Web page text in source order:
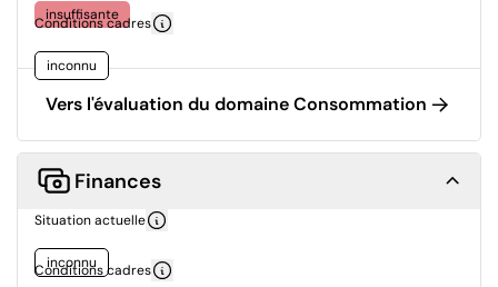
insuffisante
Conditions cadres
inconnu
Vers l'évaluation du domaine Consommation
Finances
Situation actuelle
inconnu
Conditions cadres